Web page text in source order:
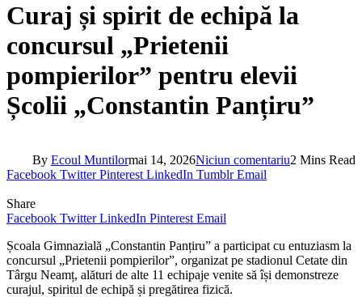
Curaj și spirit de echipă la
concursul „Prietenii
pompierilor” pentru elevii
Școlii „Constantin Panțiru”
By Ecoul Muntilormai 14, 2026Niciun comentariu2 Mins Read
Facebook Twitter Pinterest LinkedIn Tumblr Email
Share
Facebook Twitter LinkedIn Pinterest Email
Școala Gimnazială „Constantin Panțiru” a participat cu entuziasm la
concursul „Prietenii pompierilor”, organizat pe stadionul Cetate din
Târgu Neamț, alături de alte 11 echipaje venite să își demonstreze
curajul, spiritul de echipă și pregătirea fizică.